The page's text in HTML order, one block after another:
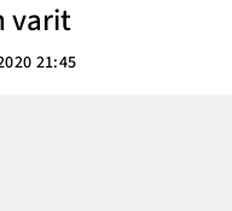
varit
21:45